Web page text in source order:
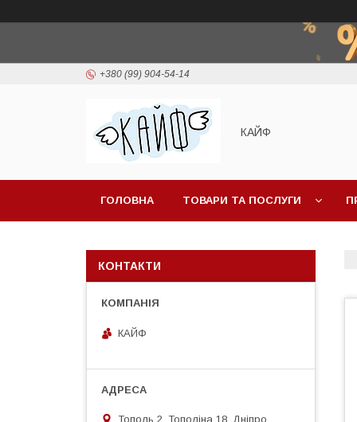
+380 (99) 904-54-14
КАЙФ
ГОЛОВНА ТОВАРИ ТА ПОСЛУГИ
КОНТАКТИ
КАЙФ
Тополь 2, Тополіна 18, Дніпро,